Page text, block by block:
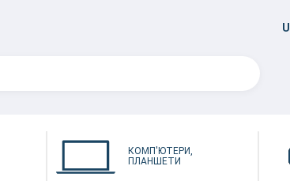
КОМП'ЮТЕРИ,
ПЛАНШЕТИ